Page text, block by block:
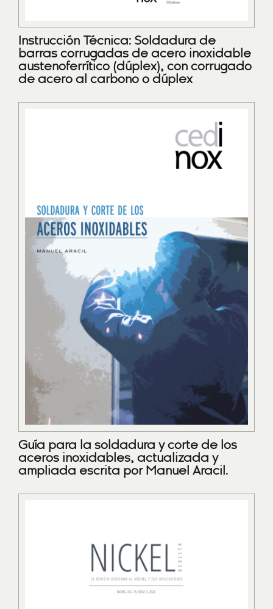
Instrucción Técnica: Soldadura de
barras corrugadas de acero inoxidable
austenoferrítico (dúplex), con corrugado
de acero al carbono o dúplex
Guía para la soldadura y corte de los
aceros inoxidables, actualizada y
ampliada escrita por Manuel Aracil.